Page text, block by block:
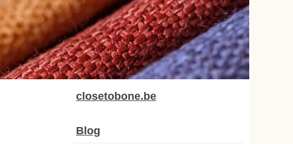
closetobone.be
Blog